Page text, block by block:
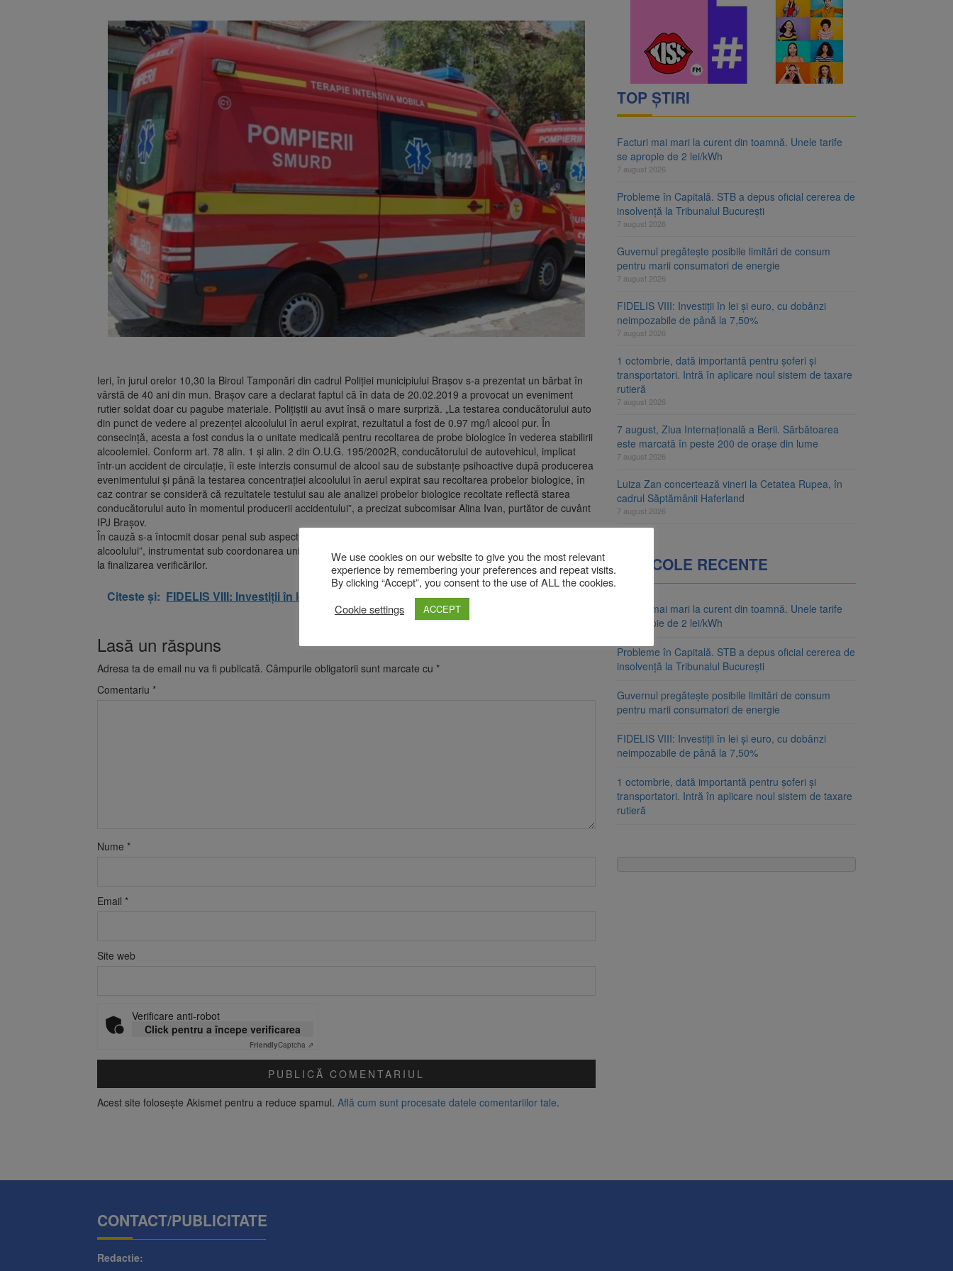
Ieri, în jurul orelor 10,30 la Biroul Tamponări din cadrul Poliției municipiului Brașov s-a prezentat un bărbat în
vârstă de 40 ani din mun. Brașov care a declarat faptul că în data de 20.02.2019 a provocat un eveniment
rutier soldat doar cu pagube materiale. Poliţiştii au avut însă o mare surpriză. „La testarea conducătorului auto
din punct de vedere al prezenței alcoolului în aerul expirat, rezultatul a fost de 0.97 mg/l alcool pur. În
consecință, acesta a fost condus la o unitate medicală pentru recoltarea de probe biologice în vederea stabilirii
alcoolemiei. Conform art. 78 alin. 1 și alin. 2 din O.U.G. 195/2002R, conducătorului de autovehicul, implicat
într-un accident de circulaţie, îi este interzis consumul de alcool sau de substanţe psihoactive după producerea
evenimentului şi până la testarea concentraţiei alcoolului în aerul expirat sau recoltarea probelor biologice, în
caz contrar se consideră că rezultatele testului sau ale analizei probelor biologice recoltate reflectă starea
conducătorului auto în momentul producerii accidentului”, a precizat subcomisar Alina Ivan, purtător de cuvânt
IPJ Braşov.
În cauză s-a întocmit dosar penal sub aspectul săvârșirii infracțiunii de „conducerea unui vehicul sub influența
alcoolului”, instrumentat sub coordonarea unității de parchet competente în care se va propune soluție legală
la finalizarea verificărilor.
Citeste și: FIDELIS VIII: Investiții în lei și euro, cu dobânzi neimpozabile de până la 7,50%
Lasă un răspuns
Adresa ta de email nu va fi publicată. Câmpurile obligatorii sunt marcate cu *
Comentariu *
Nume *
Email *
Site web
Verificare anti-robot
Click pentru a începe verificarea
FriendlyCaptcha ⇗
Acest site folosește Akismet pentru a reduce spamul. Află cum sunt procesate datele comentariilor tale.
TOP ȘTIRI
Facturi mai mari la curent din toamnă. Unele tarife
se apropie de 2 lei/kWh
7 august 2026
Probleme în Capitală. STB a depus oficial cererea de
insolvență la Tribunalul București
7 august 2026
Guvernul pregătește posibile limitări de consum
pentru marii consumatori de energie
7 august 2026
FIDELIS VIII: Investiții în lei și euro, cu dobânzi
neimpozabile de până la 7,50%
7 august 2026
1 octombrie, dată importantă pentru șoferi și
transportatori. Intră în aplicare noul sistem de taxare
rutieră
7 august 2026
7 august, Ziua Internațională a Berii. Sărbătoarea
este marcată în peste 200 de orașe din lume
7 august 2026
Luiza Zan concertează vineri la Cetatea Rupea, în
cadrul Săptămânii Haferland
7 august 2026
ARTICOLE RECENTE
Facturi mai mari la curent din toamnă. Unele tarife
se apropie de 2 lei/kWh
Probleme în Capitală. STB a depus oficial cererea de
insolvență la Tribunalul București
Guvernul pregătește posibile limitări de consum
pentru marii consumatori de energie
FIDELIS VIII: Investiții în lei și euro, cu dobânzi
neimpozabile de până la 7,50%
1 octombrie, dată importantă pentru șoferi și
transportatori. Intră în aplicare noul sistem de taxare
rutieră
CONTACT/PUBLICITATE
Redactie:
We use cookies on our website to give you the most relevant
experience by remembering your preferences and repeat visits.
By clicking “Accept”, you consent to the use of ALL the cookies.
Cookie settings
ACCEPT